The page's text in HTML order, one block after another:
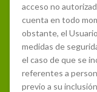
acceso no
cuenta en todo
obstante, el
medidas de
el caso de que se
referentes a
previo a su